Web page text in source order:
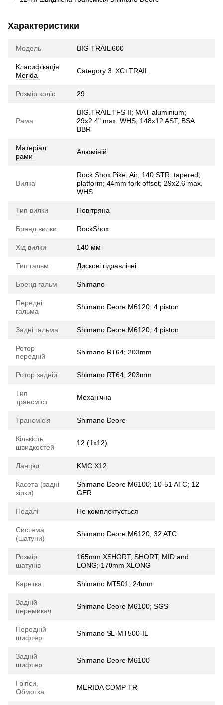
Характеристики
Модель BIG TRAIL 600
Класифікація
Merida
Category 3: XC+TRAIL
Розмір коліс 29
Рама
BIG.TRAIL TFS II; MAT aluminium;
29x2.4" max. WHS; 148x12 AST; BSA
BBR
Матеріал
рами
Алюміній
Вилка
Rock Shox Pike; Air; 140 STR; tapered;
platform; 44mm fork offset; 29x2.6 max.
WHS
Тип вилки Повітряна
Бренд вилки RockShox
Хід вилки 140 мм
Тип гальм Дискові гідравлічні
Бренд гальм Shimano
Передні
гальма
Shimano Deore M6120; 4 piston
Задні гальма Shimano Deore M6120; 4 piston
Ротор
передній
Shimano RT64; 203mm
Ротор задній Shimano RT64; 203mm
Тип
трансмісії
Механічна
Трансмісія Shimano Deore
Кількість
швидкостей
12 (1x12)
Ланцюг KMC X12
Касета (задні
зірки)
Shimano Deore M6100; 10-51 ATC; 12
GER
Педалі Не комплектується
Система
(шатуни)
Shimano Deore M6120; 32 ATC
Розмір
шатунів
165mm XSHORT, SHORT, MID and
LONG; 170mm XLONG
Каретка Shimano MT501; 24mm
Задній
перемикач
Shimano Deore M6100; SGS
Передній
шифтер
Shimano SL-MT500-IL
Задній
шифтер
Shimano Deore M6100
Гріпси,
Обмотка
MERIDA COMP TR